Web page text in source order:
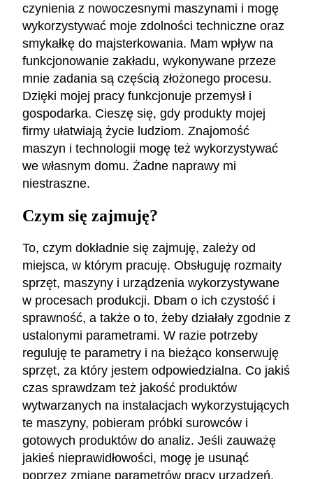
czynienia z nowoczesnymi maszynami i mogę
wykorzystywać moje zdolności techniczne oraz
smykałkę do majsterkowania. Mam wpływ na
funkcjonowanie zakładu, wykonywane przeze
mnie zadania są częścią złożonego procesu.
Dzięki mojej pracy funkcjonuje przemysł i
gospodarka. Cieszę się, gdy produkty mojej
firmy ułatwiają życie ludziom. Znajomość
maszyn i technologii mogę też wykorzystywać
we własnym domu. Żadne naprawy mi
niestraszne.
Czym się zajmuję?
To, czym dokładnie się zajmuję, zależy od
miejsca, w którym pracuję. Obsługuję rozmaity
sprzęt, maszyny i urządzenia wykorzystywane
w procesach produkcji. Dbam o ich czystość i
sprawność, a także o to, żeby działały zgodnie z
ustalonymi parametrami. W razie potrzeby
reguluję te parametry i na bieżąco konserwuję
sprzęt, za który jestem odpowiedzialna. Co jakiś
czas sprawdzam też jakość produktów
wytwarzanych na instalacjach wykorzystujących
te maszyny, pobieram próbki surowców i
gotowych produktów do analiz. Jeśli zauważę
jakieś nieprawidłowości, mogę je usunąć
poprzez zmianę parametrów pracy urządzeń,